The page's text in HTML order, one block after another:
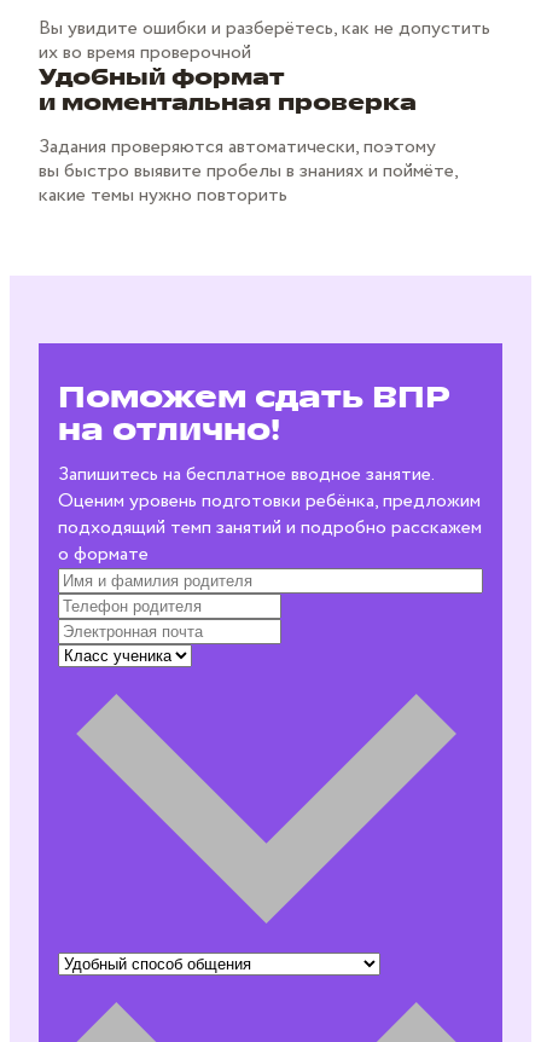
Вы увидите ошибки и разберётесь, как не допустить
их во время проверочной
Удобный формат
и моментальная проверка
Задания проверяются автоматически, поэтому
вы быстро выявите пробелы в знаниях и поймёте,
какие темы нужно повторить
Поможем сдать ВПР
на отлично!
Запишитесь на бесплатное вводное занятие.
Оценим уровень подготовки ребёнка, предложим
подходящий темп занятий и подробно расскажем
о формате